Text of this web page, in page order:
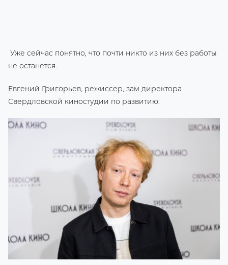
Уже сейчас понятно, что почти никто из них без работы
не останется.
Евгений Григорьев, режиссер, зам директора
Свердловской киностудии по развитию: